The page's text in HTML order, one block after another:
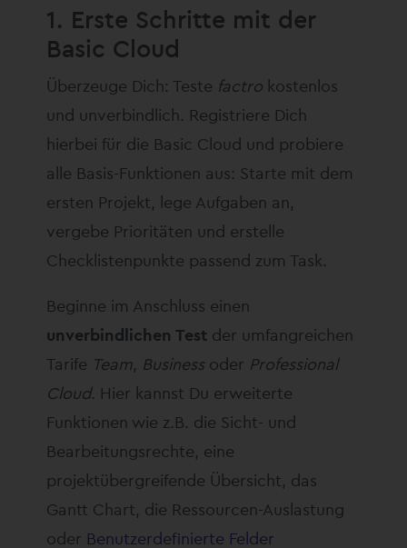
1. Erste Schritte mit der
Basic Cloud
Überzeuge Dich: Teste factro kostenlos
und unverbindlich. Registriere Dich
hierbei für die Basic Cloud und probiere
alle Basis-Funktionen aus: Starte mit dem
ersten Projekt, lege Aufgaben an,
vergebe Prioritäten und erstelle
Checklistenpunkte passend zum Task.
Beginne im Anschluss einen
unverbindlichen Test der umfangreichen
Tarife Team, Business oder Professional
Cloud. Hier kannst Du erweiterte
Funktionen wie z.B. die Sicht- und
Bearbeitungsrechte, eine
projektübergreifende Übersicht, das
Gantt Chart, die Ressourcen-Auslastung
oder Benutzerdefinierte Felder